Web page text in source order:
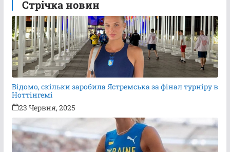
Стрічка новин
Відомо, скільки заробила Ястремська за фінал турніру в
Ноттінгемі
23 Червня, 2025